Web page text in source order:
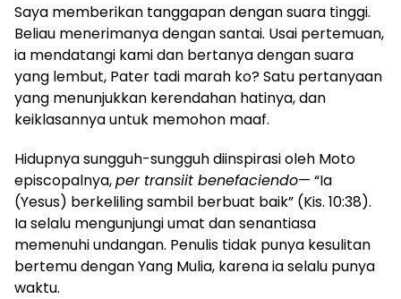
Saya memberikan tanggapan dengan suara tinggi.
Beliau menerimanya dengan santai. Usai pertemuan,
ia mendatangi kami dan bertanya dengan suara
yang lembut, Pater tadi marah ko? Satu pertanyaan
yang menunjukkan kerendahan hatinya, dan
keiklasannya untuk memohon maaf.
Hidupnya sungguh-sungguh diinspirasi oleh Moto
episcopalnya,per transiit benefaciendo— “Ia
(Yesus) berkeliling sambil berbuat baik” (Kis. 10:38).
Ia selalu mengunjungi umat dan senantiasa
memenuhi undangan. Penulis tidak punya kesulitan
bertemu dengan Yang Mulia, karena ia selalu punya
waktu.